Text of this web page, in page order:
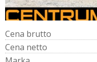
Cena brutto
Cena netto